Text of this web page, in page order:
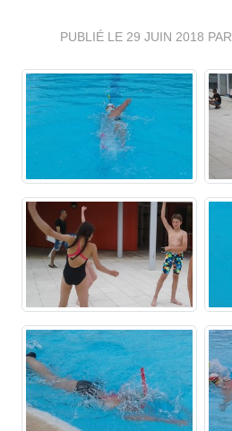
PUBLIÉ LE 29 JUIN 2018 PAR